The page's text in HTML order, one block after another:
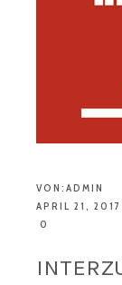
VON: ADMIN
APRIL 21, 2017
0